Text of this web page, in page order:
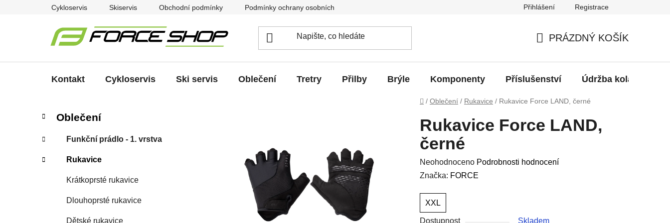
Cykloservis Skiservis Obchodní podmínky Podmínky ochrany osobních údajů Přihlášení Registrace
KOŠÍK
PRÁZDNÝ KOŠÍK
Kontakt Cykloservis Ski servis Oblečení Tretry Přilby Brýle Komponenty Příslušenství Údržba kola
Domů
/ Oblečení / Rukavice / Rukavice Force LAND, černé
P
s
r
kategorie
K
a
e
g
o
Oblečení
Funkční prádlo - 1. vrstva
Rukavice
Krátkoprsté rukavice
Dlouhoprsté rukavice
Dětské rukavice
Rukavice Force LAND,
černé
Průměrné
hodnocení
0,0
Neohodnoceno Podrobnosti hodnocení
Značka: FORCE
XXL
Dostupnost
Skladem